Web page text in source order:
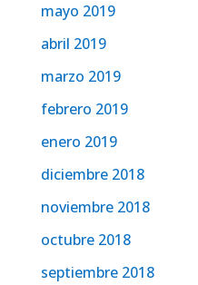
mayo 2019
abril 2019
marzo 2019
febrero 2019
enero 2019
diciembre 2018
noviembre 2018
octubre 2018
septiembre 2018